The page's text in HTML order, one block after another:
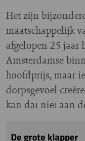
Het zijn
maatschappelijk
afgelopen 25 jaar
Amsterdamse
hoofdprijs, maar
dorpsgevoel
kan dat niet aan
De grote klapper